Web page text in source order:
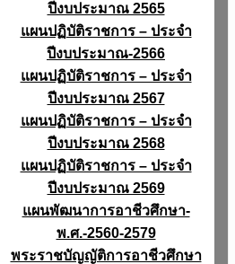
ปีงบประมาณ 2565
แผนปฏิบัติราชการ – ประจำ
ปีงบประมาณ-2566
แผนปฏิบัติราชการ – ประจำ
ปีงบประมาณ 2567
แผนปฏิบัติราชการ – ประจำ
ปีงบประมาณ 2568
แผนปฏิบัติราชการ – ประจำ
ปีงบประมาณ 2569
แผนพัฒนาการอาชีวศึกษา-
พ.ศ.-2560-2579
พระราชบัญญัติการอาชีวศึกษา